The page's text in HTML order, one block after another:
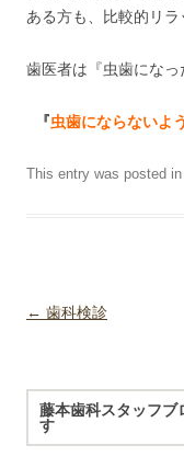
ある方も、比較的リラ
歯医者は『虫歯になっ
『虫歯にならないよ
This entry was posted in
Post navigation
← 歯科検診
藤本歯科スタッフブ
す